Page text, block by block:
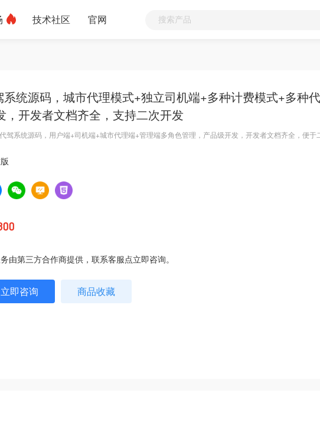
技术社区 官网
系统源码，城市代理模式+独立司机端+多种计费模式+多种
，开发者文档齐全，支持二次开发
驾系统源码，用户端+司机端+城市代理端+管理端多角色管理，产品级开发，开发者文档齐全，便于
由第三方合作商提供，联系客服点立即咨询。
立即咨询 商品收藏